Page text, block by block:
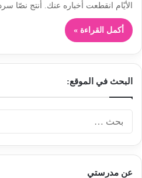
الأيّام انقطعت أخباره عنك. أنتج نصّا
أكمل القراءة »
البحث في الموقع:
عن مدرستي